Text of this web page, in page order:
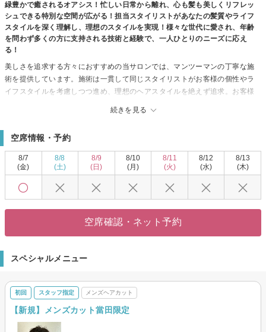
緑豊かで癒されるオアシス！忙しい日常から離れ、心も髪も美しくリフレッ
シュできる特別な空間が広がる！担当スタイリストがあなたの髪質やライフ
スタイルを深く理解し、理想のスタイルを実現！様々な世代に愛され、年齢
を問わず多くの方に支持される技術と経験で、一人ひとりのニーズに応え
る！
続きを見る
美しさを追求する方々におすすめの当サロンでは、マンツーマンの丁寧な施
術を提供しています。施術は一貫して同じスタイリストがお客様の個性やラ
イフスタイルを考慮しつつ進め、理想のヘアスタイルを絶えず追求。お客様
タイルをお届けし、心温まる接客で安心してご来店いただけます。理想の美
しさが叶うサロンをぜひ体験してください。
空席情報・予約
8/7
(金)
8/8
(土)
8/9
(日)
8/10
(月)
8/11
(火)
8/12
(水)
8/13
(木)
空席確認・ネット予約
スペシャルメニュー
初回 スタッフ指定 メンズヘアカット
【新規】メンズカット當田限定